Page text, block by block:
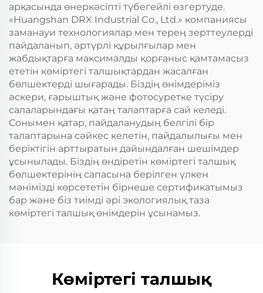
арқасында өнеркәсіпті түбегейлі өзгертуде.
«Huangshan DRX Industrial Co., Ltd.» компаниясы
заманауи технологиялар мен терең зерттеулерді
пайдаланып, әртүрлі құрылғылар мен
жабдықтарға максималды қорғаныс қамтамасыз
ететін көміртегі талшықтардан жасалған
бөлшектерді шығарады. Біздің өнімдеріміз
әскери, ғарыштық және фотосуретке түсіру
салаларындағы қатаң талаптарға сай келеді.
Сонымен қатар, пайдаланудың белгілі бір
талаптарына сәйкес келетін, пайдалылығы мен
беріктігін арттыратын дайындалған шешімдер
ұсынылады. Біздің өндіретін көміртегі талшық
бөлшектерінің сапасына берілген үлкен
мәнімізді көрсететін бірнеше сертификатымыз
бар және біз тиімді әрі экологиялық таза
көміртегі талшық өнімдерін ұсынамыз.
Көміртегі талшық